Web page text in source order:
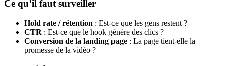
Ce qu’il faut surveiller
Hold rate / rétention : Est‑ce que les gens restent ?
CTR : Est‑ce que le hook génère des clics ?
Conversion de la landing page : La page tient‑elle la
promesse de la vidéo ?